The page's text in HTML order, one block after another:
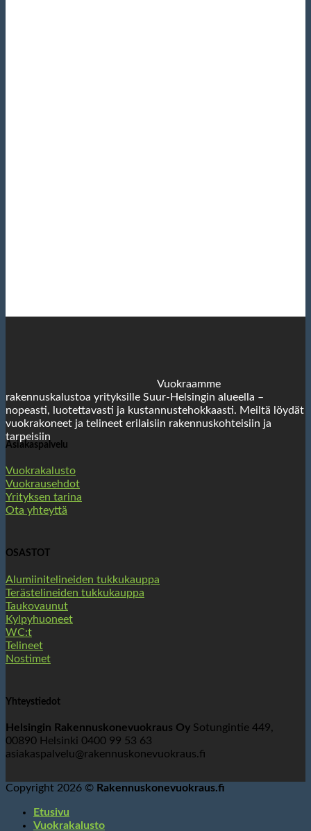
Vuokraamme
rakennuskalustoa yrityksille Suur-Helsingin alueella –
nopeasti, luotettavasti ja kustannustehokkaasti. Meiltä löydät
vuokrakoneet ja telineet erilaisiin rakennuskohteisiin ja
tarpeisiin
Asiakaspalvelu
Vuokrakalusto
Vuokrausehdot
Yrityksen tarina
Ota yhteyttä
OSASTOT
Alumiinitelineiden tukkukauppa
Terästelineiden tukkukauppa
Taukovaunut
Kylpyhuoneet
WC:t
Telineet
Nostimet
Yhteystiedot
Helsingin Rakennuskonevuokraus Oy Sotungintie 449,
00890 Helsinki 0400 99 53 63
asiakaspalvelu@rakennuskonevuokraus.fi
Copyright 2026 © Rakennuskonevuokraus.fi
Etusivu
Vuokrakalusto